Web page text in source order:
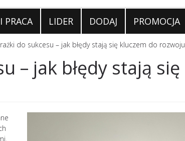
PRACA LIDER DODAJ PROMOCJA
do sukcesu – jak błędy stają się kluczem do rozwoju
– jak błędy stają się